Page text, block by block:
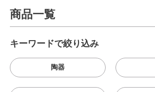
商品一覧
キーワードで絞り込み
陶器